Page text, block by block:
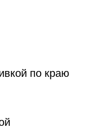
по краю